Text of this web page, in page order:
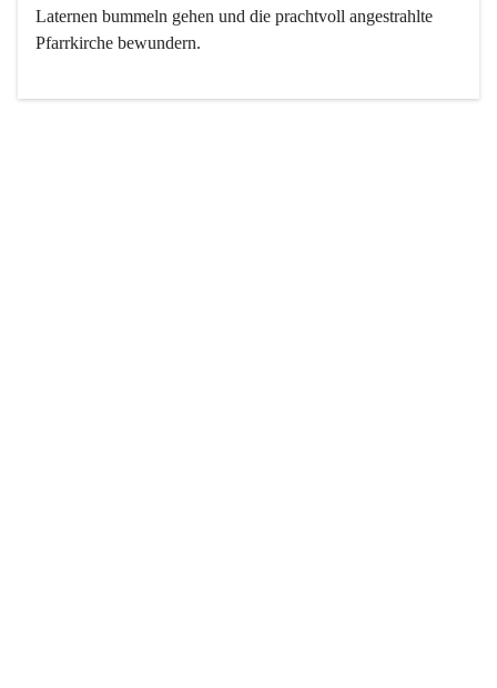
Laternen bummeln gehen und die prachtvoll angestrahlte
Pfarrkirche bewundern.
Der Weinbau dominert heute nicht mehr, ist aber integrativer